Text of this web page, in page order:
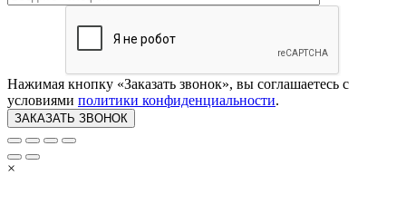
Нажимая кнопку «Заказать звонок», вы соглашаетесь с
условиями политики конфиденциальности.
×